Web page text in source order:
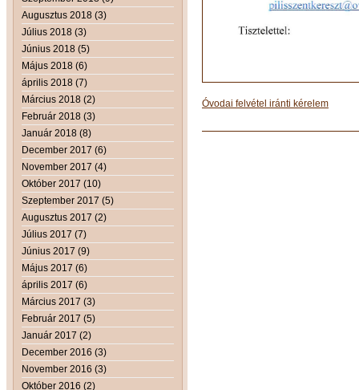
Augusztus 2018 (3)
Július 2018 (3)
Június 2018 (5)
Május 2018 (6)
április 2018 (7)
Március 2018 (2)
Február 2018 (3)
Január 2018 (8)
December 2017 (6)
November 2017 (4)
Október 2017 (10)
Szeptember 2017 (5)
Augusztus 2017 (2)
Július 2017 (7)
Június 2017 (9)
Május 2017 (6)
április 2017 (6)
Március 2017 (3)
Február 2017 (5)
Január 2017 (2)
December 2016 (3)
November 2016 (3)
Október 2016 (2)
Óvodai felvétel iránti kérelem